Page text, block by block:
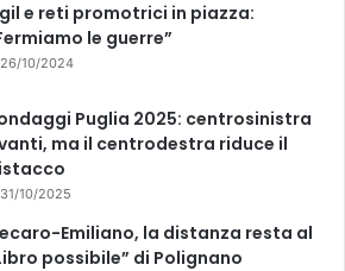
e reti promotrici in piazza:
le guerre”
26/10/2024
Puglia 2025: centrosinistra
ma il centrodestra riduce il
31/10/2025
Emiliano, la distanza resta al
possibile” di Polignano